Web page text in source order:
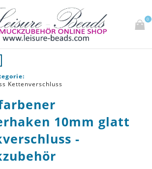
0
Kettenverschluss
10mm glatt
-